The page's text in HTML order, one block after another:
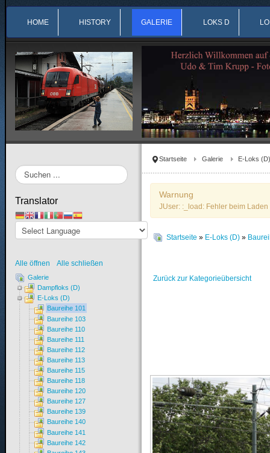
HOME HISTORY GALERIE LOKS D
Startseite Galerie E-Loks (D)
Warnung
JUser: :_load: Fehler beim
Startseite » E-Loks (D) »
Zurück zur Kategorieübersicht
Suchen
...
Translator
Alle öffnen Alle schließen
Galerie
Dampfloks (D)
E-Loks (D)
Baureihe 101
Baureihe 103
Baureihe 110
Baureihe 111
Baureihe 112
Baureihe 113
Baureihe 115
Baureihe 118
Baureihe 120
Baureihe 127
Baureihe 139
Baureihe 140
Baureihe 141
Baureihe 142